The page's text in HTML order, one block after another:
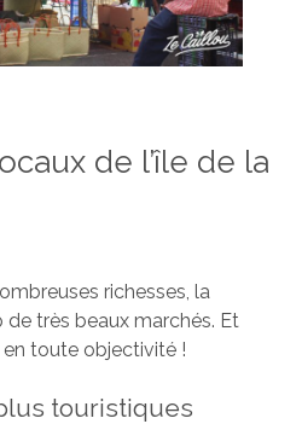
de l’île de la
richesses, la
très beaux marchés. Et
en toute objectivité !
touristiques